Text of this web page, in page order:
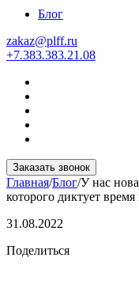
Блог
zakaz@plff.ru
+7.383.383.21.08
Заказать звонок
Главная/Блог/У нас
которого диктует
31.08.2022
Поделиться